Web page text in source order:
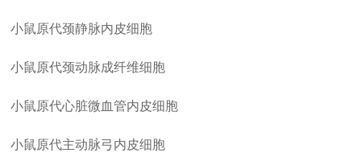
小鼠原代颈静脉内皮细胞
小鼠原代颈动脉成纤维细胞
小鼠原代心脏微血管内皮细胞
小鼠原代主动脉弓内皮细胞